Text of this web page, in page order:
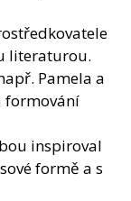
literaturou.
Pamela a
formování
inspiroval
formě a s